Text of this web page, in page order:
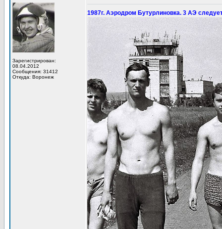
Зарегистрирован:
08.04.2012
Сообщения: 31412
Откуда: Воронеж
1987г. Аэродром Бутурлиновка. 3 АЭ